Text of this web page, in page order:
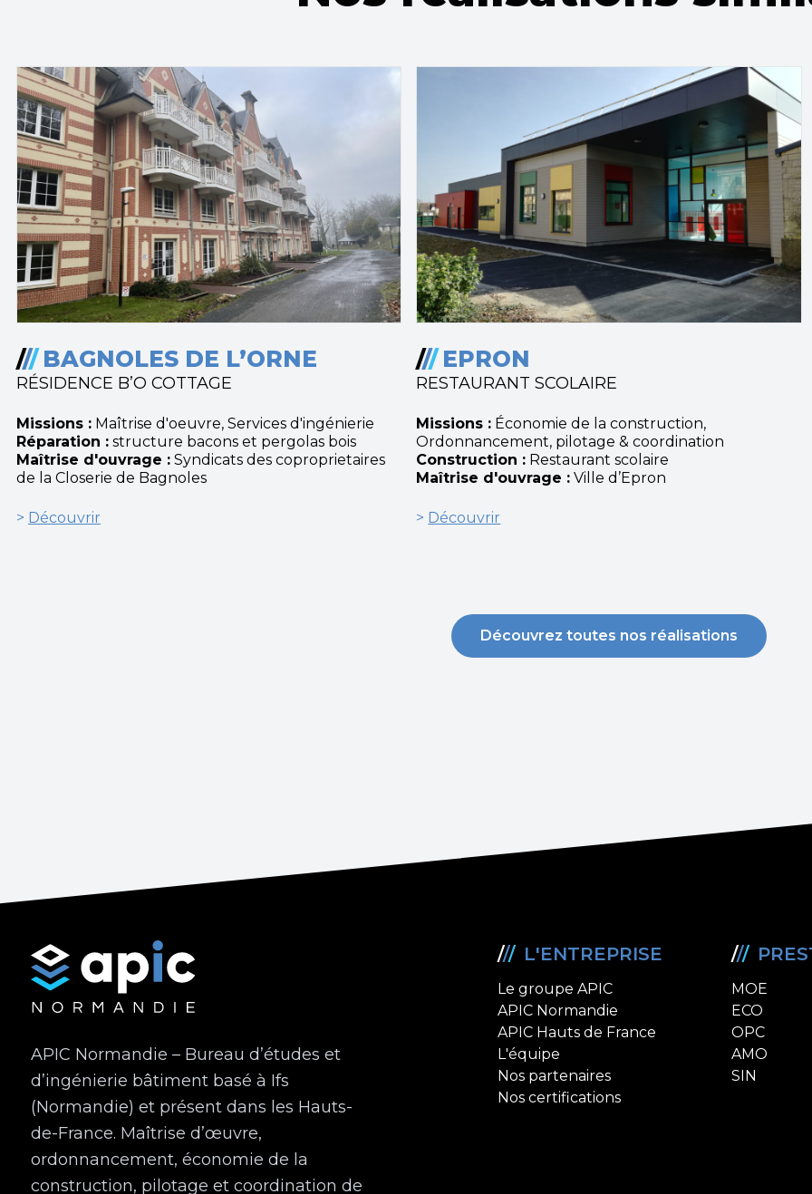
/// BAGNOLES DE L’ORNE
RÉSIDENCE B’O COTTAGE
Missions : Maîtrise d'oeuvre, Services d'ingénierie
Réparation : structure bacons et pergolas bois
Maîtrise d'ouvrage : Syndicats des coproprietaires
de la Closerie de Bagnoles
> Découvrir
/// EPRON
RESTAURANT SCOLAIRE
Missions : Économie de la construction,
Ordonnancement, pilotage & coordination
Construction : Restaurant scolaire
Maîtrise d'ouvrage : Ville d’Epron
> Découvrir
Découvrez toutes nos réalisations
APIC Normandie – Bureau d’études et
d’ingénierie bâtiment basé à Ifs
(Normandie) et présent dans les Hauts-
de-France. Maîtrise d’œuvre,
ordonnancement, économie de la
construction, pilotage et coordination de
/// L'ENTREPRISE
Le groupe APIC
APIC Normandie
APIC Hauts de France
L'équipe
Nos partenaires
Nos certifications
///
MOE
ECO
OPC
AMO
SIN